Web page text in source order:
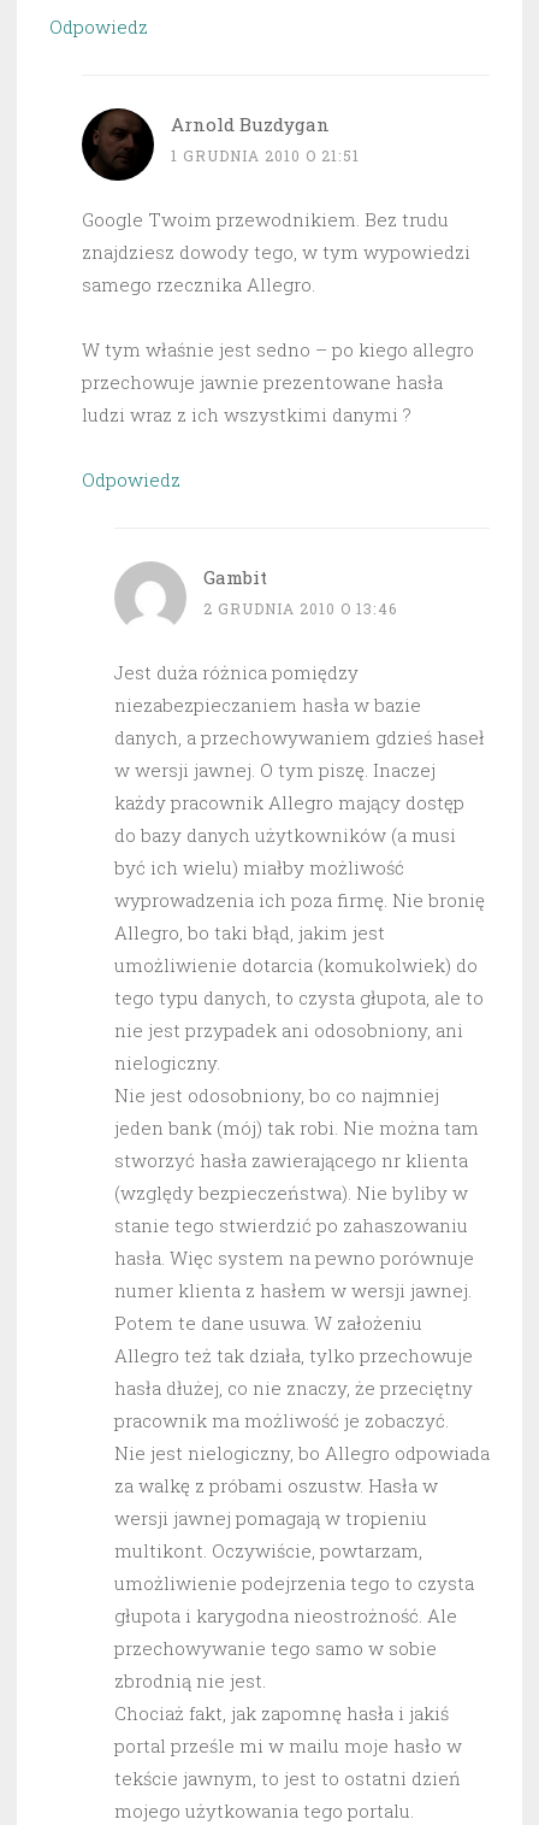
Odpowiedz
Arnold Buzdygan
1 GRUDNIA 2010 O 21:51
Google Twoim przewodnikiem. Bez trudu
znajdziesz dowody tego, w tym wypowiedzi
samego rzecznika Allegro.
W tym właśnie jest sedno – po kiego allegro
przechowuje jawnie prezentowane hasła
ludzi wraz z ich wszystkimi danymi ?
Odpowiedz
Gambit
2 GRUDNIA 2010 O 13:46
Jest duża różnica pomiędzy
niezabezpieczaniem hasła w bazie
danych, a przechowywaniem gdzieś haseł
w wersji jawnej. O tym piszę. Inaczej
każdy pracownik Allegro mający dostęp
do bazy danych użytkowników (a musi
być ich wielu) miałby możliwość
wyprowadzenia ich poza firmę. Nie bronię
Allegro, bo taki błąd, jakim jest
umożliwienie dotarcia (komukolwiek) do
tego typu danych, to czysta głupota, ale to
nie jest przypadek ani odosobniony, ani
nielogiczny.
Nie jest odosobniony, bo co najmniej
jeden bank (mój) tak robi. Nie można tam
stworzyć hasła zawierającego nr klienta
(względy bezpieczeństwa). Nie byliby w
stanie tego stwierdzić po zahaszowaniu
hasła. Więc system na pewno porównuje
numer klienta z hasłem w wersji jawnej.
Potem te dane usuwa. W założeniu
Allegro też tak działa, tylko przechowuje
hasła dłużej, co nie znaczy, że przeciętny
pracownik ma możliwość je zobaczyć.
Nie jest nielogiczny, bo Allegro odpowiada
za walkę z próbami oszustw. Hasła w
wersji jawnej pomagają w tropieniu
multikont. Oczywiście, powtarzam,
umożliwienie podejrzenia tego to czysta
głupota i karygodna nieostrożność. Ale
przechowywanie tego samo w sobie
zbrodnią nie jest.
Chociaż fakt, jak zapomnę hasła i jakiś
portal prześle mi w mailu moje hasło w
tekście jawnym, to jest to ostatni dzień
mojego użytkowania tego portalu.